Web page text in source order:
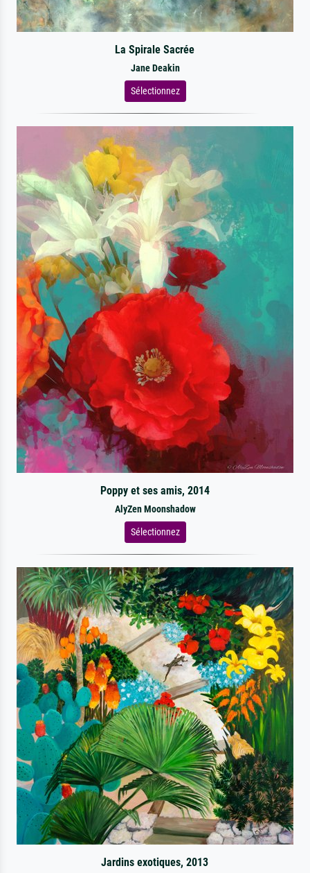
La Spirale Sacrée
Jane Deakin
Sélectionnez
Poppy et ses amis, 2014
AlyZen Moonshadow
Sélectionnez
Jardins exotiques, 2013